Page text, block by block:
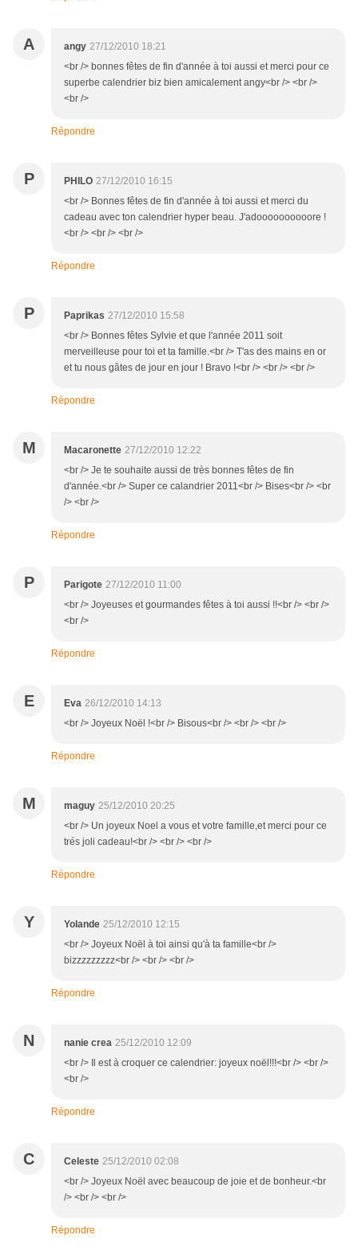
A angy 27/12/2010 18:21
<br /> bonnes fêtes de fin d'année à toi aussi et merci pour ce
superbe calendrier biz bien amicalement angy<br /> <br />
<br />
Répondre
P PHILO 27/12/2010 16:15
<br /> Bonnes fêtes de fin d'année à toi aussi et merci du
cadeau avec ton calendrier hyper beau. J'adoooooooooore !
<br /> <br /> <br />
Répondre
P Paprikas 27/12/2010 15:58
<br /> Bonnes fêtes Sylvie et que l'année 2011 soit
merveilleuse pour toi et ta famille.<br /> T'as des mains en or
et tu nous gâtes de jour en jour ! Bravo !<br /> <br /> <br />
Répondre
M Macaronette 27/12/2010 12:22
<br /> Je te souhaite aussi de très bonnes fêtes de fin
d'année.<br /> Super ce calandrier 2011<br /> Bises<br /> <br
/> <br />
Répondre
P Parigote 27/12/2010 11:00
<br /> Joyeuses et gourmandes fêtes à toi aussi !!<br /> <br />
<br />
Répondre
E Eva 26/12/2010 14:13
<br /> Joyeux Noël !<br /> Bisous<br /> <br /> <br />
Répondre
M maguy 25/12/2010 20:25
<br /> Un joyeux Noel a vous et votre famille,et merci pour ce
trés joli cadeau!<br /> <br /> <br />
Répondre
Y Yolande 25/12/2010 12:15
<br /> Joyeux Noël à toi ainsi qu'à ta famille<br />
bizzzzzzzzz<br /> <br /> <br />
Répondre
N nanie crea 25/12/2010 12:09
<br /> Il est à croquer ce calendrier: joyeux noël!!!<br /> <br />
<br />
Répondre
C Celeste 25/12/2010 02:08
<br /> Joyeux Noël avec beaucoup de joie et de bonheur.<br
/> <br /> <br />
Répondre